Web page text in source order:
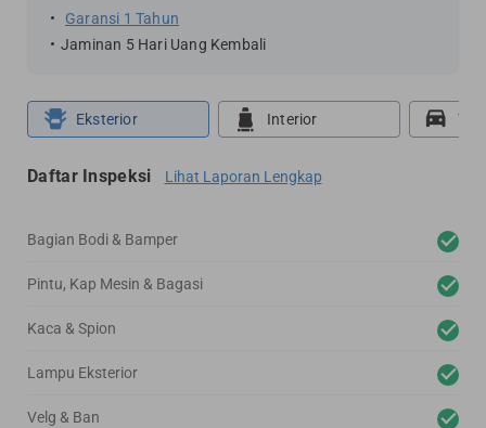
Garansi 1 Tahun
Jaminan 5 Hari Uang Kembali
Eksterior Interior
Daftar Inspeksi Lihat Laporan Lengkap
Bagian Bodi & Bamper
Pintu, Kap Mesin & Bagasi
Kaca & Spion
Lampu Eksterior
Velg & Ban